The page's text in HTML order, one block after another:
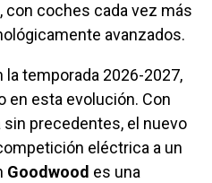
con coches cada vez más
avanzados.
la temporada 2026-2027,
en esta evolución. Con
precedentes, el nuevo
eléctrica a un
Goodwood es una